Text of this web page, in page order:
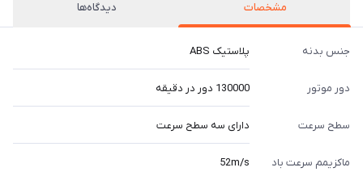
مشخصات دیدگاه‌ها
جنس بدنه پلاستیک ABS
دور موتور 130000 دور در دقیقه
سطح سرعت دارای سه سطح سرعت
ماکزیمم سرعت باد 52m/s